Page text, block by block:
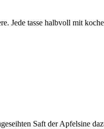
Jede tasse halbvoll mit
Saft der Apfelsine